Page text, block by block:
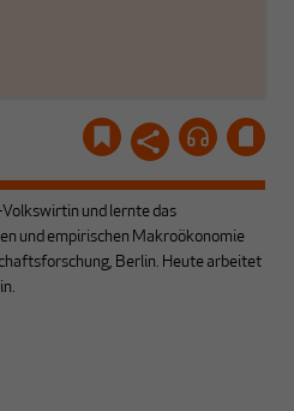
und lernte das
und empirischen Makroökonomie
Berlin. Heute arbeitet